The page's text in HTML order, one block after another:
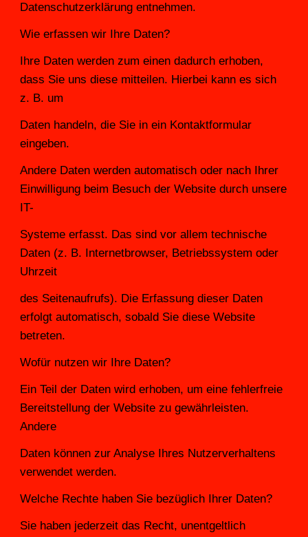
Datenschutzerklärung entnehmen.
Wie erfassen wir Ihre Daten?
Ihre Daten werden zum einen dadurch erhoben,
dass Sie uns diese mitteilen. Hierbei kann es sich
z. B. um
Daten handeln, die Sie in ein Kontaktformular
eingeben.
Andere Daten werden automatisch oder nach Ihrer
Einwilligung beim Besuch der Website durch unsere
IT-
Systeme erfasst. Das sind vor allem technische
Daten (z. B. Internetbrowser, Betriebssystem oder
Uhrzeit
des Seitenaufrufs). Die Erfassung dieser Daten
erfolgt automatisch, sobald Sie diese Website
betreten.
Wofür nutzen wir Ihre Daten?
Ein Teil der Daten wird erhoben, um eine fehlerfreie
Bereitstellung der Website zu gewährleisten.
Andere
Daten können zur Analyse Ihres Nutzerverhaltens
verwendet werden.
Welche Rechte haben Sie bezüglich Ihrer Daten?
Sie haben jederzeit das Recht, unentgeltlich